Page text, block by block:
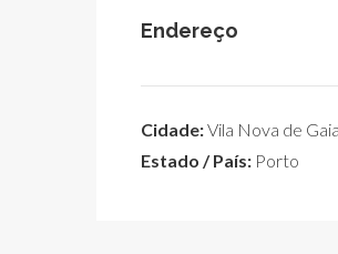
Endereço
Cidade:Vila Nova de Gaia
Estado / País: Porto